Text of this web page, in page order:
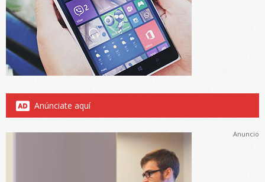
Anúnciate aquí
Anuncio